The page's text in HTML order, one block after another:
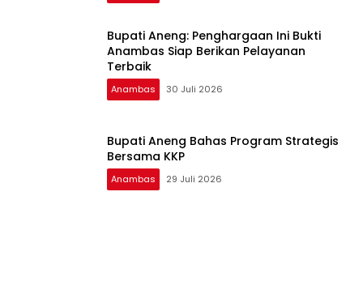
Bupati Aneng: Penghargaan Ini Bukti
Anambas Siap Berikan Pelayanan
Terbaik
Anambas 30 Juli 2026
Bupati Aneng Bahas Program Strategis
Bersama KKP
Anambas 29 Juli 2026